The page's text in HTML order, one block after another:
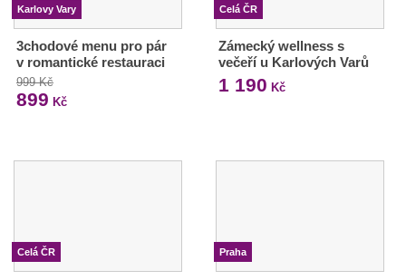
Karlovy Vary
3chodové menu pro pár
v romantické restauraci
999 Kč
899 Kč
Celá ČR
Zámecký wellness s
večeří u Karlových Varů
1 190 Kč
Celá ČR Praha